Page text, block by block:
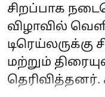
சிறப்பாக
விழாவில்
டிரெய்லருக்கு
மற்றும்
தெரிவித்தனர்.